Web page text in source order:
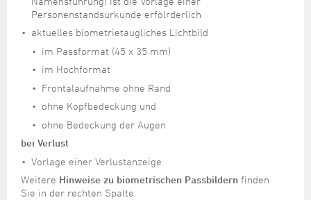
Personenstandsurkunde erfolrderlich
aktuelles biometrietaugliches Lichtbild
im Passformat (45 x 35 mm)
im Hochformat
Frontalaufnahme ohne Rand
ohne Kopfbedeckung und
ohne Bedeckung der Augen
bei Verlust
Vorlage einer Verlustanzeige
Weitere Hinweise zu biometrischen Passbildern finden
Sie in der rechten Spalte.